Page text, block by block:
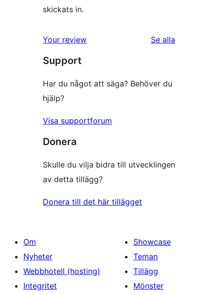
skickats in.
Your review Se alla
Support
Har du något att säga? Behöver du
hjälp?
Visa supportforum
Donera
Skulle du vilja bidra till utvecklingen
av detta tillägg?
Donera till det här tillägget
Om
Nyheter
Webbhotell (hosting)
Integritet
Showcase
Teman
Tillägg
Mönster